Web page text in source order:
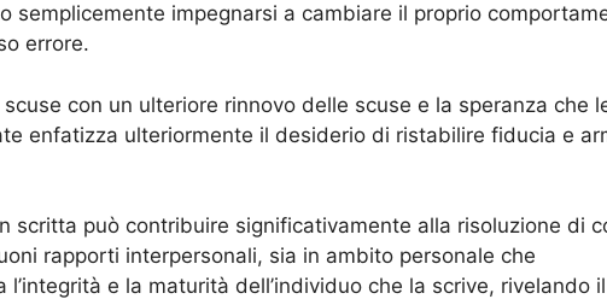
semplicemente impegnarsi a cambiare il proprio
errore.
con un ulteriore rinnovo delle scuse e la speranza che
enfatizza ulteriormente il desiderio di ristabilire fiducia e
scritta può contribuire significativamente alla risoluzione di
rapporti interpersonali, sia in ambito personale che
l’integrità e la maturità dell’individuo che la scrive, rivelando